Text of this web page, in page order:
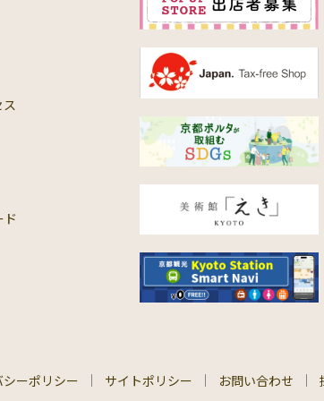
ド
ーポリシー サイトポリシー お問い合わせ